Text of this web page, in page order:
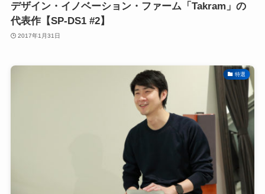
デザイン・イノベーション・ファーム「Takram」の
代表作【SP-DS1 #2】
2017年1月31日
特選